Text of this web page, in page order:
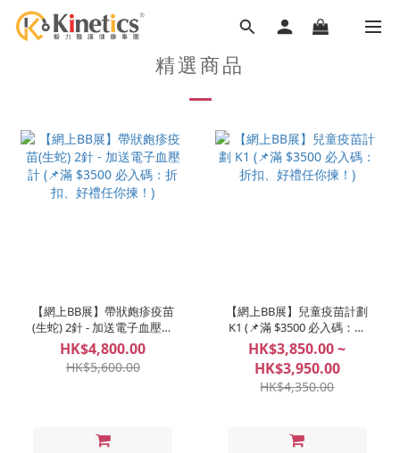
精選商品
【網上BB展】帶狀皰疹疫苗
(生蛇) 2針 - 加送電子血壓計
(📌滿 $3500 必入碼：折扣、
好禮任你揀！)
HK$4,800.00
HK$5,600.00
【網上BB展】兒童疫苗計劃
K1 (📌滿 $3500 必入碼：折
扣、好禮任你揀！)
HK$3,850.00 ~
HK$3,950.00
HK$4,350.00